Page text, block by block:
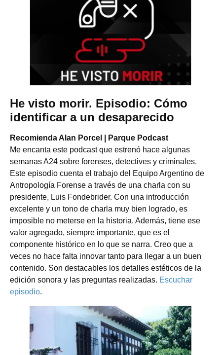
He visto morir. Episodio: Cómo
identificar a un desaparecido
Recomienda Alan Porcel | Parque Podcast
Me encanta este podcast que estrenó hace algunas
semanas A24 sobre forenses, detectives y criminales.
Este episodio cuenta el trabajo del Equipo Argentino de
Antropología Forense a través de una charla con su
presidente, Luis Fondebrider. Con una introducción
excelente y un tono de charla muy bien logrado, es
imposible no meterse en la historia. Además, tiene ese
valor agregado, siempre importante, que es el
componente histórico en lo que se narra. Creo que a
veces no hace falta innovar tanto para llegar a un buen
contenido. Son destacables los detalles estéticos de la
edición sonora y las preguntas realizadas. Escuchar
episodio.